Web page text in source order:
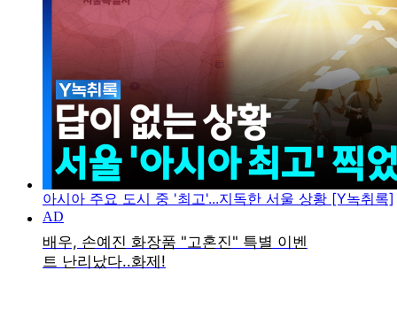
아시아 주요 도시 중 '최고'...지독한 서울 상황 [Y녹취록]